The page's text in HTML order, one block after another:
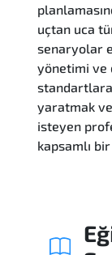
Yorumlar
Benzer Eğitimler
uçtan uca
senaryolar
yönetimi ve
yaratmak
isteyen
kapsamlı